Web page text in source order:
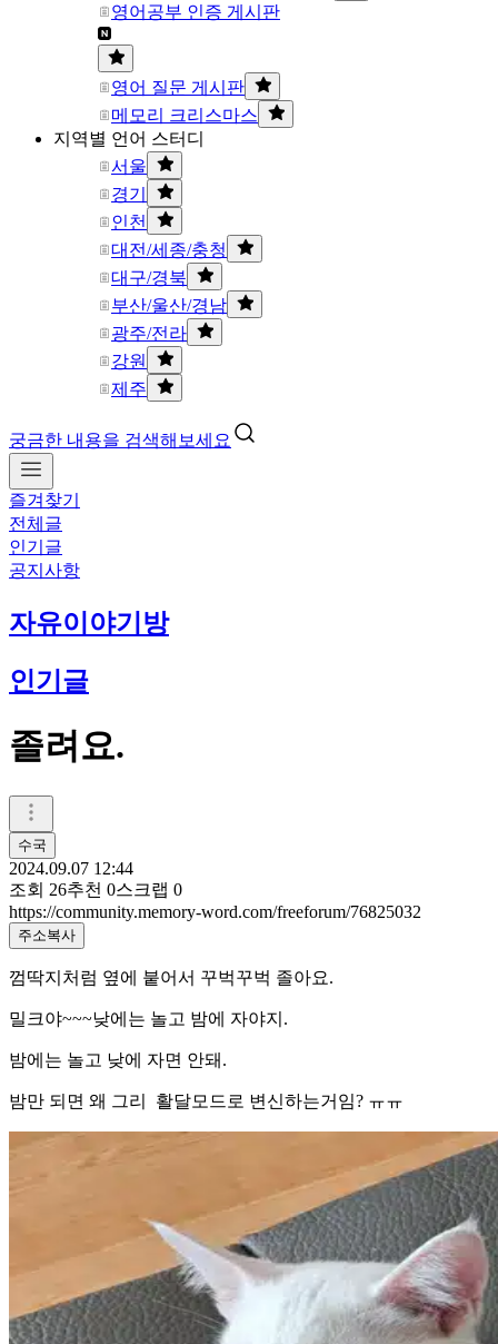
영어공부 인증 게시판
영어 질문 게시판
메모리 크리스마스
지역별 언어 스터디
서울
경기
인천
대전/세종/충청
대구/경북
부산/울산/경남
광주/전라
강원
제주
궁금한 내용을 검색해보세요
즐겨찾기
전체글
인기글
공지사항
자유이야기방
인기글
졸려요.
수국
2024.09.07 12:44
조회 26추천 0스크랩 0
https://community.memory-word.com/freeforum/76825032
주소복사
껌딱지처럼 옆에 붙어서 꾸벅꾸벅 졸아요.
밀크야~~~낮에는 놀고 밤에 자야지.
밤에는 놀고 낮에 자면 안돼.
밤만 되면 왜 그리 활달모드로 변신하는거임? ㅠㅠ